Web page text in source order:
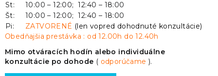
St:
10:00 – 12:00; 12:40 – 18:00
Št:
10:00 – 12:00; 12:40 – 18:00
Pi:
ZATVORENÉ (len vopred dohodnuté konzultácie)
Obedňajšia prestávka : od 12.00h do 12.40h
Mimo otváracích hodín alebo individuálne
konzultácie po dohode ( odporúčame).